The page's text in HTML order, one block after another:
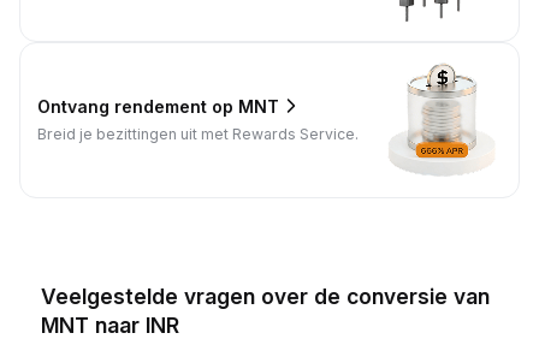
Ontvang rendement op MNT
Breid je bezittingen uit met Rewards Service.
Veelgestelde vragen over de conversie van
MNT naar INR